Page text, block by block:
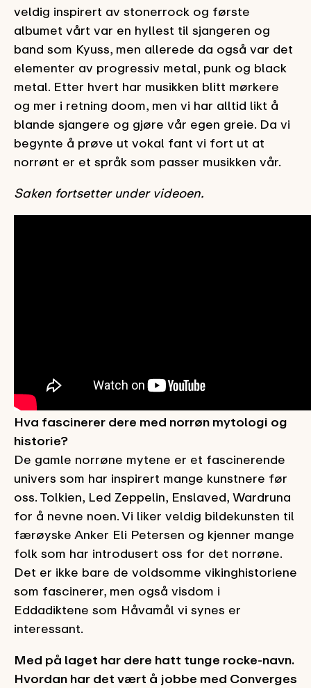
veldig inspirert av stonerrock og første
albumet vårt var en hyllest til sjangeren og
band som Kyuss, men allerede da også var det
elementer av progressiv metal, punk og black
metal. Etter hvert har musikken blitt mørkere
og mer i retning doom, men vi har alltid likt å
blande sjangere og gjøre vår egen greie. Da vi
begynte å prøve ut vokal fant vi fort ut at
norrønt er et språk som passer musikken vår.
Saken fortsetter under videoen.
Hva fascinerer dere med norrøn mytologi og
historie?
De gamle norrøne mytene er et fascinerende
univers som har inspirert mange kunstnere før
oss. Tolkien, Led Zeppelin, Enslaved, Wardruna
for å nevne noen. Vi liker veldig bildekunsten til
færøyske Anker Eli Petersen og kjenner mange
folk som har introdusert oss for det norrøne.
Det er ikke bare de voldsomme vikinghistoriene
som fascinerer, men også visdom i
Eddadiktene som Håvamål vi synes er
interessant.
Med på laget har dere hatt tunge rocke-navn.
Hvordan har det vært å jobbe med Converges